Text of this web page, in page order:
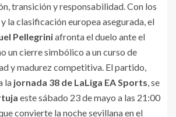
transición y responsabilidad. Con los
y la clasificación europea asegurada, el
Pellegriniafronta el duelo ante el
un cierre simbólico a un curso de
y madurez competitiva. El partido,
la jornada 38 de LaLiga EA Sports, se
este sábado 23 de mayo a las 21:00
convierte la noche sevillana en el